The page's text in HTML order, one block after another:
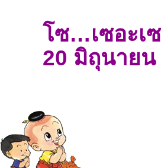
โซ…เซอะเ
20 มิถุนายน